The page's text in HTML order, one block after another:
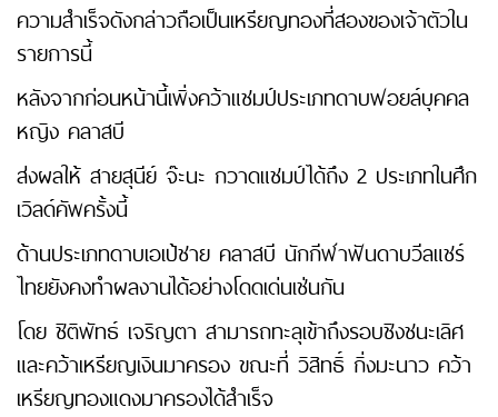
ความสำเร็จดังกล่าวถือเป็นเหรียญทองที่สองของเจ้าตัวใน
รายการนี้
หลังจากก่อนหน้านี้เพิ่งคว้าแชมป์ประเภทดาบฟอยล์บุคคล
หญิง คลาสบี
ส่งผลให้ สายสุนีย์ จ๊ะนะ กวาดแชมป์ได้ถึง 2 ประเภทในศึก
เวิลด์คัพครั้งนี้
ด้านประเภทดาบเอเป้ชาย คลาสบี นักกีฬาฟันดาบวีลแชร์
ไทยยังคงทำผลงานได้อย่างโดดเด่นเช่นกัน
โดย ชิติพัทธ์ เจริญตา สามารถทะลุเข้าถึงรอบชิงชนะเลิศ
และคว้าเหรียญเงินมาครอง ขณะที่ วิสิทธิ์ กิ่งมะนาว คว้า
เหรียญทองแดงมาครองได้สำเร็จ